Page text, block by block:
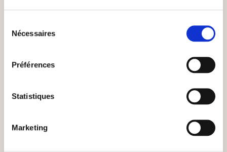
Nécessaires
Préférences
Statistiques
Marketing
Profil de la région